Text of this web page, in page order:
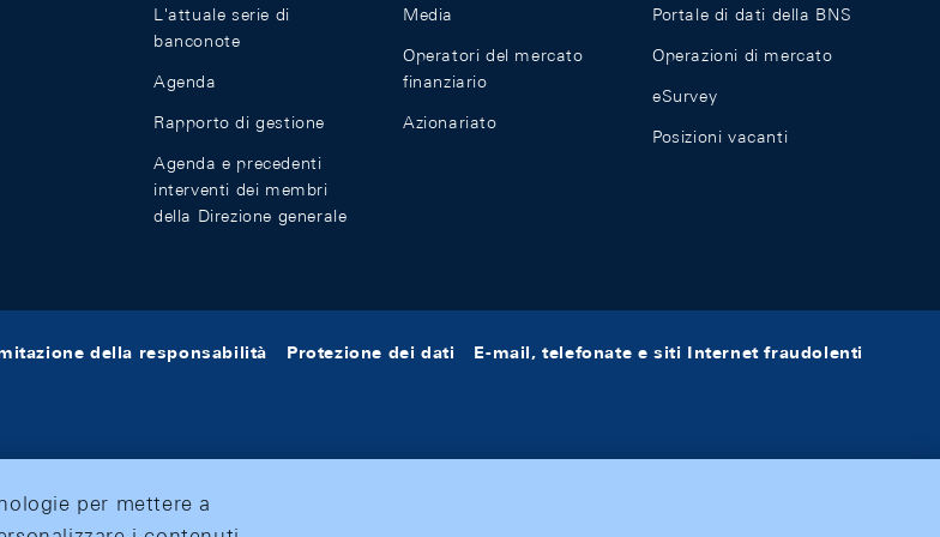
L'attuale serie di
banconote
Agenda
Rapporto di gestione
Agenda e precedenti
interventi dei membri
della Direzione generale
Media
Operatori del mercato
finanziario
Azionariato
Portale di dati della BNS
Operazioni di mercato
eSurvey
Posizioni vacanti
della responsabilità Protezione dei dati E-mail, telefonate e siti Internet fraudolenti
per mettere a